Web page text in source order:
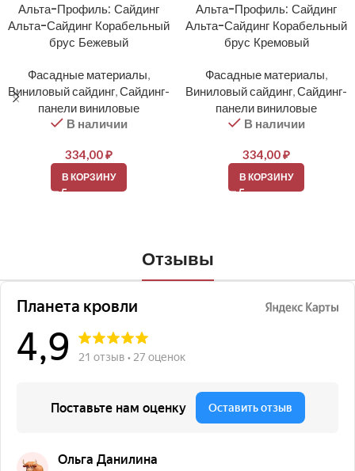
Альта-Профиль: Сайдинг
Альта-Сайдинг Корабельный
брус Бежевый
Фасадные материалы,
Виниловый сайдинг,Сайдинг-
панели виниловые
В наличии
334,00₽
В КОРЗИНУ
Альта-Профиль: Сайдинг
Альта-Сайдинг Корабельный
брус Кремовый
Фасадные материалы,
Виниловый сайдинг,Сайдинг-
панели виниловые
В наличии
334,00₽
В КОРЗИНУ
Отзывы